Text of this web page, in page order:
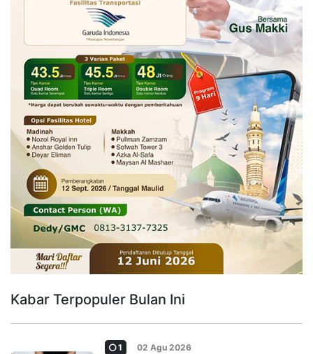
Kabar Terpopuler Bulan Ini
1 02 Agu 2026